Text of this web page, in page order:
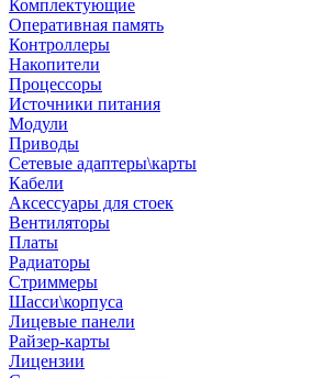
Комплектующие
Оперативная память
Контроллеры
Накопители
Процессоры
Источники питания
Модули
Приводы
Сетевые адаптеры\карты
Кабели
Аксессуары для стоек
Вентиляторы
Платы
Радиаторы
Стриммеры
Шасси\корпуса
Лицевые панели
Райзер-карты
Лицензии